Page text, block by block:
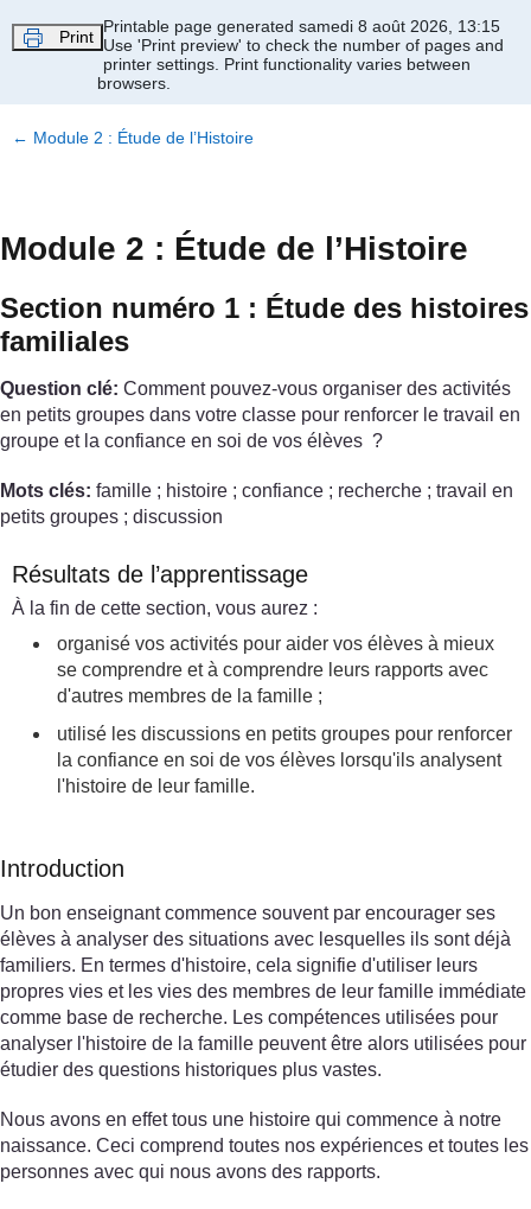
Print
Printable page generated samedi 8 août 2026, 13:15
Use 'Print preview' to check the number of pages and
printer settings. Print functionality varies between
browsers.
← Module 2 : Étude de l’Histoire
Module 2 : Étude de l’Histoire
Section numéro 1 : Étude des histoires
familiales
Question clé: Comment pouvez-vous organiser des activités
en petits groupes dans votre classe pour renforcer le travail en
groupe et la confiance en soi de vos élèves ?
Mots clés: famille ; histoire ; confiance ; recherche ; travail en
petits groupes ; discussion
Résultats de l’apprentissage
À la fin de cette section, vous aurez :
organisé vos activités pour aider vos élèves à mieux
se comprendre et à comprendre leurs rapports avec
d'autres membres de la famille ;
utilisé les discussions en petits groupes pour renforcer
la confiance en soi de vos élèves lorsqu'ils analysent
l'histoire de leur famille.
Introduction
Un bon enseignant commence souvent par encourager ses
élèves à analyser des situations avec lesquelles ils sont déjà
familiers. En termes d'histoire, cela signifie d'utiliser leurs
propres vies et les vies des membres de leur famille immédiate
comme base de recherche. Les compétences utilisées pour
analyser l'histoire de la famille peuvent être alors utilisées pour
étudier des questions historiques plus vastes.
Nous avons en effet tous une histoire qui commence à notre
naissance. Ceci comprend toutes nos expériences et toutes les
personnes avec qui nous avons des rapports.